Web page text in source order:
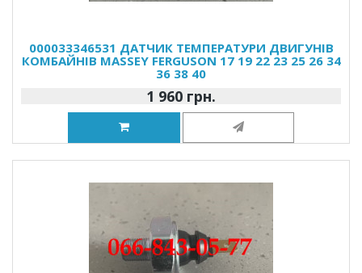
000033346531 ДАТЧИК ТЕМПЕРАТУРИ ДВИГУНІВ
КОМБАЙНІВ MASSEY FERGUSON 17 19 22 23 25 26 34
36 38 40
1 960 грн.